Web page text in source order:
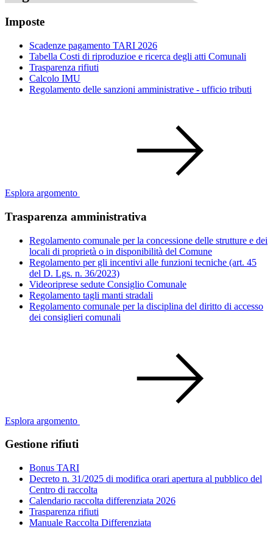
Imposte
Scadenze pagamento TARI 2026
Tabella Costi di riproduzioe e ricerca degli atti Comunali
Trasparenza rifiuti
Calcolo IMU
Regolamento delle sanzioni amministrative - ufficio tributi
Esplora argomento
Trasparenza amministrativa
Regolamento comunale per la concessione delle strutture e dei
locali di proprietà o in disponibilità del Comune
Regolamento per gli incentivi alle funzioni tecniche (art. 45
del D. Lgs. n. 36/2023)
Videoriprese sedute Consiglio Comunale
Regolamento tagli manti stradali
Regolamento comunale per la disciplina del diritto di accesso
dei consiglieri comunali
Esplora argomento
Gestione rifiuti
Bonus TARI
Decreto n. 31/2025 di modifica orari apertura al pubblico del
Centro di raccolta
Calendario raccolta differenziata 2026
Trasparenza rifiuti
Manuale Raccolta Differenziata